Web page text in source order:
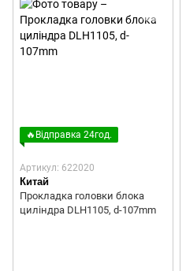
🔥Відправка 24год.
Артикул: 622020
Китай
Прокладка головки блока
циліндра DLH1105, d-107mm